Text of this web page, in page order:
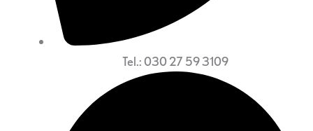
Tel.: 030 27 59 3109